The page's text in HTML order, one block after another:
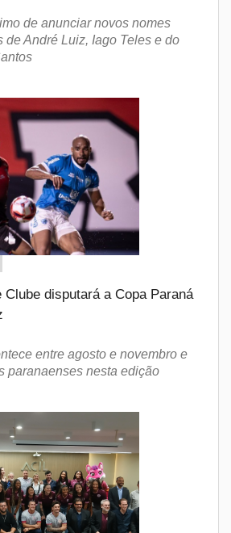
de anunciar novos nomes
de André Luiz, Iago Teles e do
Clube disputará a Copa Paraná
entre agosto e novembro e
paranaenses nesta edição